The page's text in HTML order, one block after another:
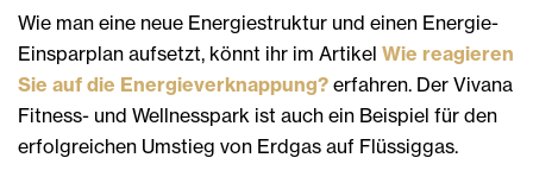
Wie man eine neue Energiestruktur und einen Energie-
Einsparplan aufsetzt, könnt ihr im Artikel Wie reagieren
Sie auf die Energieverknappung? erfahren. Der Vivana
Fitness- und Wellnesspark ist auch ein Beispiel für den
erfolgreichen Umstieg von Erdgas auf Flüssiggas.